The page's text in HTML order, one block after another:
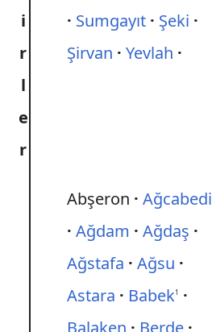
i
r
l
e
r
Sumgayıt
Şeki
Şirvan
Yevlah
Abşeron
Ağcabedi
Ağdam
Ağdaş
Ağstafa
Ağsu
Astara
Babek1
Balaken
Berde